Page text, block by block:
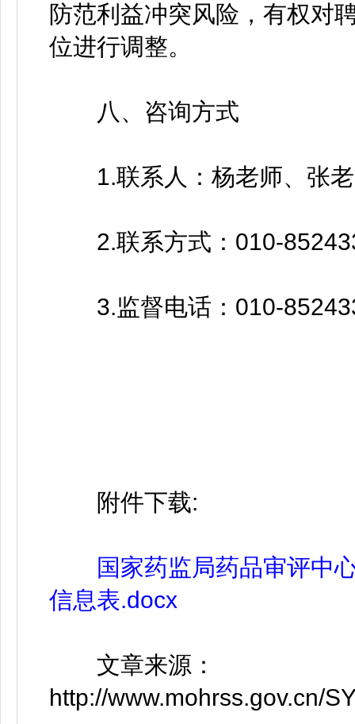
防范利益冲突风险，有权对
位进行调整。
八、咨询方式
1.联系人：杨老师、张
2.联系方式：010-
3.监督电话：010-
附件下载:
国家药监局药品审评中
信息表.docx
文章来源：
http://www.mohrss.gov.cn/